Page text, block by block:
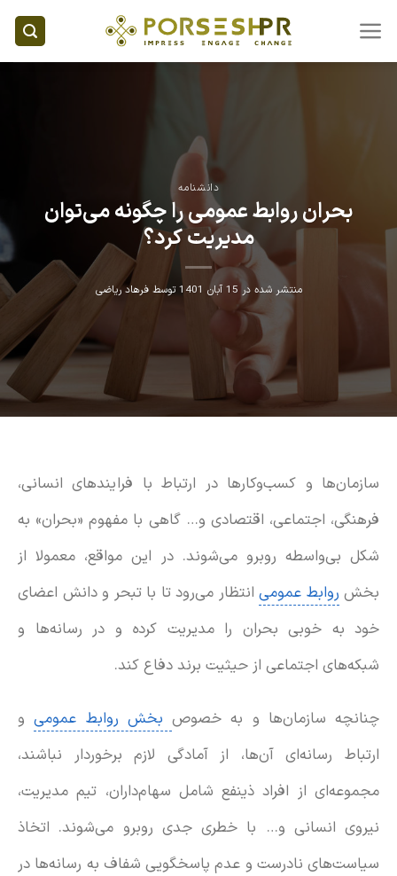
content
دانشنامه
بحران روابط عمومی را چگونه می‌توان
مدیریت کرد؟
منتشر شده در 15 آبان 1401 توسطفرهاد ریاضی
سازمان‌ها و کسب‌وکارها در ارتباط با فرایندهای انسانی،
فرهنگی، اجتماعی، اقتصادی و… گاهی با مفهوم «بحران» به
شکل بی‌واسطه روبرو می‌شوند. در این مواقع، معمولا از
بخش روابط عمومی انتظار می‌رود تا با تبحر و دانش اعضای
خود به خوبی بحران را مدیریت کرده و در رسانه‌ها و
شبکه‌های اجتماعی از حیثیت برند دفاع کند.
چنانچه سازمان‌ها و به خصوص بخش روابط عمومیو
ارتباط رسانه‌ای آن‌ها، از آمادگی لازم برخوردار نباشند،
مجموعه‌ای از افراد ذینفع شامل سهام‌داران، تیم مدیریت،
نیروی انسانی و… با خطری جدی روبرو می‌شوند. اتخاذ
سیاست‌های نادرست و عدم پاسخگویی شفاف به رسانه‌ها در